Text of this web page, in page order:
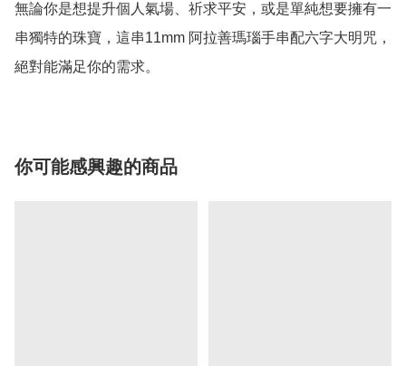
無論你是想提升個人氣場、祈求平安，或是單純想要擁有一
串獨特的珠寶，這串11mm 阿拉善瑪瑙手串配六字大明咒，
你可能感興趣的商品